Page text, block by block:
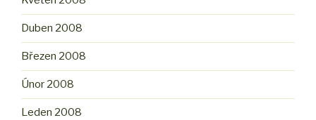
Duben 2008
Březen 2008
Únor 2008
Leden 2008